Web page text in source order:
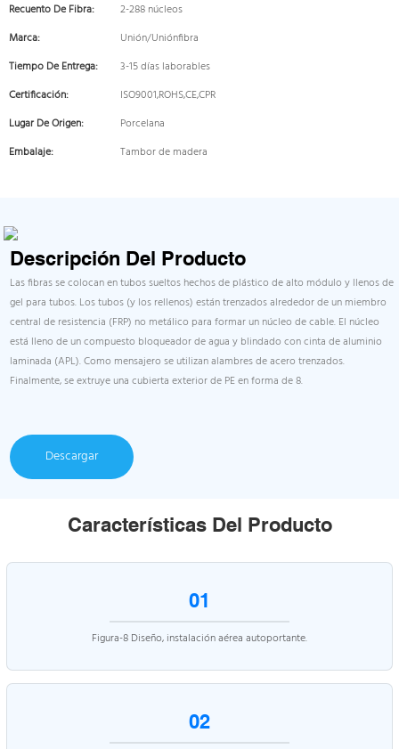
Recuento De Fibra:
2-288 núcleos
Marca:
Unión/Uniónfibra
Tiempo De Entrega:
3-15 días laborables
Certificación:
ISO9001,ROHS,CE,CPR
Lugar De Origen:
Porcelana
Embalaje:
Tambor de madera
Descripción Del Producto
Las fibras se colocan en tubos sueltos hechos de plástico de alto módulo y llenos de
gel para tubos. Los tubos (y los rellenos) están trenzados alrededor de un miembro
central de resistencia (FRP) no metálico para formar un núcleo de cable. El núcleo
está lleno de un compuesto bloqueador de agua y blindado con cinta de aluminio
laminada (APL). Como mensajero se utilizan alambres de acero trenzados.
Finalmente, se extruye una cubierta exterior de PE en forma de 8.
Descargar
Características Del Producto
01
Figura-8 Diseño, instalación aérea autoportante.
02